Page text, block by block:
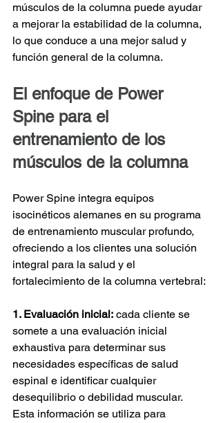
músculos de la columna puede ayudar
a mejorar la estabilidad de la columna,
lo que conduce a una mejor salud y
función general de la columna.
El enfoque de Power
Spine para el
entrenamiento de los
músculos de la columna
Power Spine integra equipos
isocinéticos alemanes en su programa
de entrenamiento muscular profundo,
ofreciendo a los clientes una solución
integral para la salud y el
fortalecimiento de la columna vertebral:
1. Evaluación inicial: cada cliente se
somete a una evaluación inicial
exhaustiva para determinar sus
necesidades específicas de salud
espinal e identificar cualquier
desequilibrio o debilidad muscular.
Esta información se utiliza para